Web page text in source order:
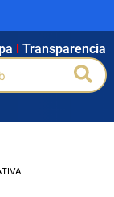
Búsqueda avanzada
Transparencia